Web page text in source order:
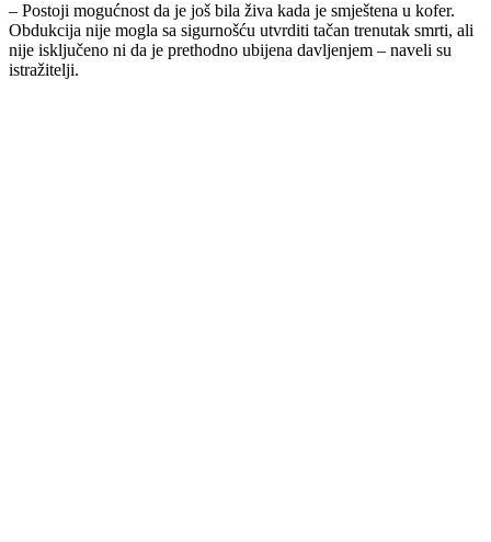
– Postoji mogućnost da je još bila živa kada je smještena u kofer.
Obdukcija nije mogla sa sigurnošću utvrditi tačan trenutak smrti, ali
nije isključeno ni da je prethodno ubijena davljenjem – naveli su
istražitelji.